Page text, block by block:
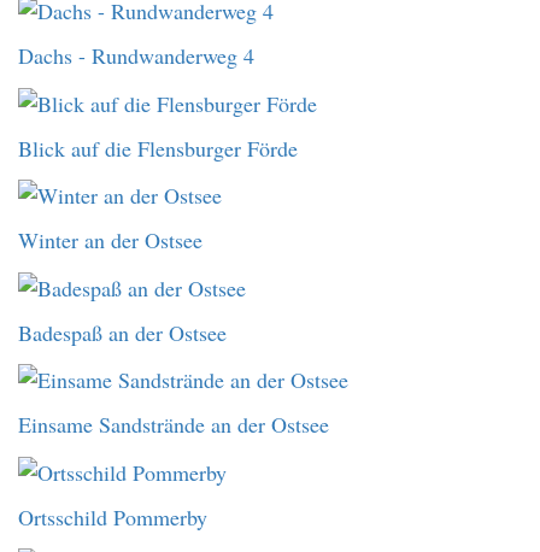
Dachs - Rundwanderweg 4
Blick auf die Flensburger Förde
Winter an der Ostsee
Badespaß an der Ostsee
Einsame Sandstrände an der Ostsee
Ortsschild Pommerby